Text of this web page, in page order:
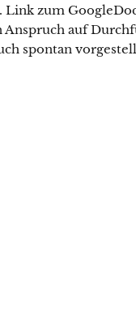
Link zum
auf
spontan